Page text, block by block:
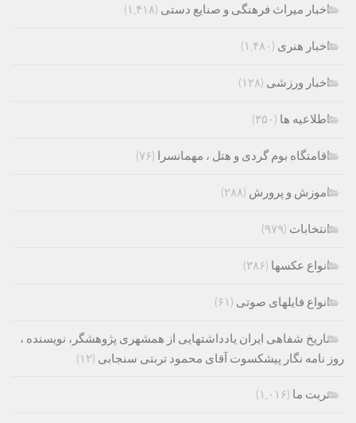
اخبار میراث فرهنگی و صنایع دستی (۱,۴۱۸)
اخبار هنری (۱,۴۸۰)
اخبار ورزشی (۱۲۸)
اطلاعیه ها (۳۵۰)
اقامتگاه بوم گردی و هتل ، مهمانسرا (۷۶)
اموزش و پرورش (۲۸۸)
انتخابات (۹۷۹)
انواع عکسها (۳۸۶)
انواع فایلهای صوتی (۶۱)
تاریخ شفاهی ایران یادداشتهایی از همشهری پژوهشگر، نویسنده ،
روز نامه نگار پیشکسوت آقای محمود تربتی سنجابی (۱۲)
تربت ما (۱,۰۱۶)